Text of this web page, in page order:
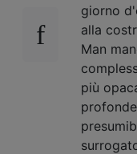
giorno
alla
Man
più